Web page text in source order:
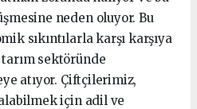
neden oluyor. Bu
sıkıntılarla karşı karşıya
sektöründe
atıyor. Çiftçilerimiz,
için adil ve